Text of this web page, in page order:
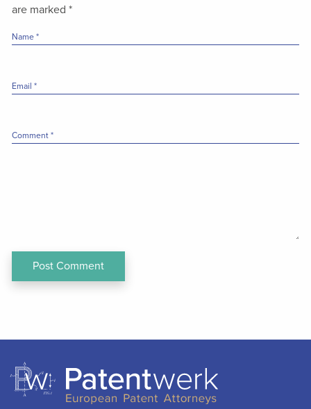
are marked*
Name*
Email*
Comment*